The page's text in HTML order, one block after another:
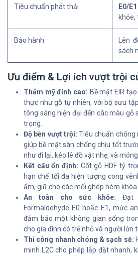
Tiêu chuẩn phát thải E0/E1
Bảo hành Lên
sách
Ưu điểm & Lợi ích vượt trội
Thẩm mỹ đỉnh cao: Bề mặt EIR
thực như gỗ tự nhiên, với bộ sưu
tông sáng hiện đại đến các màu gỗ
trọng.
Độ bền vượt trội: Tiêu chuẩn chống
giúp bề mặt sàn chống chịu tốt
như đi lại, kéo lê đồ vật nhẹ, và
Kết cấu ổn định: Cốt gỗ HDF tỷ
hạn chế tối đa hiện tượng cong
ẩm, giữ cho các mối ghép hèm khóa
An toàn cho sức khỏe: Đạt
Formaldehyde E0 hoặc E1, mức
đảm bảo một không gian sống
cho gia đình có trẻ nhỏ và người lớn
Thi công nhanh chóng & sạch sẽ:
minh L2C cho phép lắp đặt nhanh,